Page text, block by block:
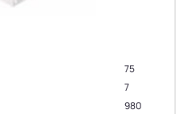
75
7
980